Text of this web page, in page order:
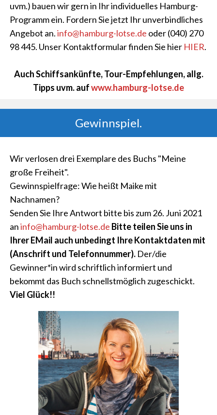
uvm.) bauen wir gern in Ihr individuelles Hamburg-
Programm ein. Fordern Sie jetzt Ihr unverbindliches
Angebot an.info@hamburg-lotse.de oder (040) 270
98 445. Unser Kontaktformular finden Sie hier HIER.
Auch Schiffsankünfte, Tour-Empfehlungen, allg.
Tipps uvm. aufwww.hamburg-lotse.de
Gewinnspiel.
Wir verlosen drei Exemplare des Buchs "Meine
große Freiheit".
Gewinnspielfrage: Wie heißt Maike mit
Nachnamen?
Senden Sie Ihre Antwort bitte bis zum 26. Juni 2021
aninfo@hamburg-lotse.de Bitte teilen Sie uns in
Ihrer EMail auch unbedingt Ihre Kontaktdaten mit
(Anschrift und Telefonnummer). Der/die
Gewinner*in wird schriftlich informiert und
bekommt das Buch schnellstmöglich zugeschickt.
Viel Glück!!